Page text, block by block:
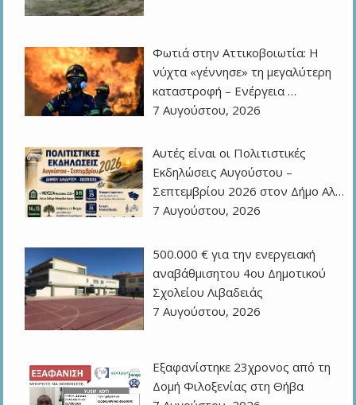
Φωτιά στην Αττικοβοιωτία: Η
νύχτα «γέννησε» τη μεγαλύτερη
καταστροφή – Ενέργεια …
7 Αυγούστου, 2026
Αυτές είναι οι Πολιτιστικές
Εκδηλώσεις Αυγούστου –
Σεπτεμβρίου 2026 στον Δήμο Αλ…
7 Αυγούστου, 2026
500.000 € για την ενεργειακή
αναβάθμισητου 4ου Δημοτικού
Σχολείου Λιβαδειάς
7 Αυγούστου, 2026
Εξαφανίστηκε 23χρονος από τη
Δομή Φιλοξενίας στη Θήβα